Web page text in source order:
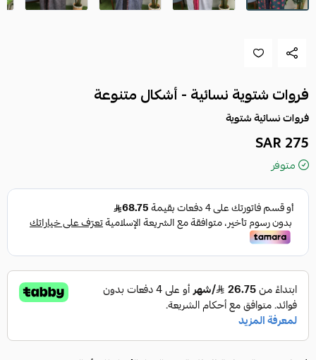
فروات شتوية نسائية - أشكال متنوعة
فروات نسائية شتوية
275 SAR
متوفر